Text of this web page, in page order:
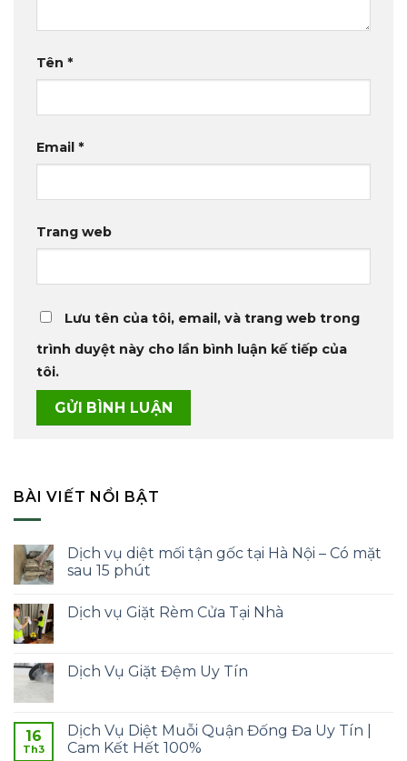
Tên *
Email *
Trang web
Lưu tên của tôi, email, và trang web trong
trình duyệt này cho lần bình luận kế tiếp của
tôi.
BÀI VIẾT NỔI BẬT
Dịch vụ diệt mối tận gốc tại Hà Nội – Có mặt
sau 15 phút
Dịch vụ Giặt Rèm Cửa Tại Nhà
Dịch Vụ Giặt Đệm Uy Tín
16
Th3
Dịch Vụ Diệt Muỗi Quận Đống Đa Uy Tín |
Cam Kết Hết 100%